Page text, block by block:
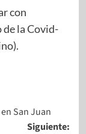
con
la Covid-
San Juan
Siguiente: